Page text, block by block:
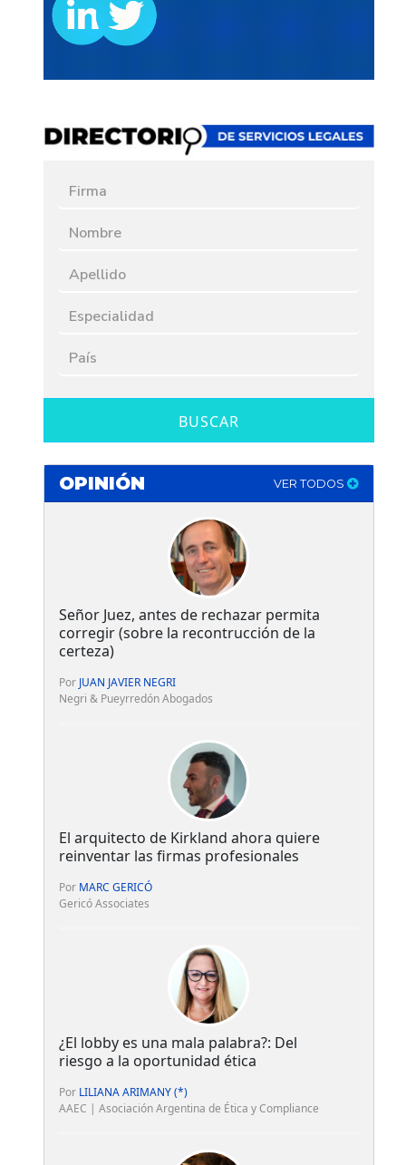
BUSCAR
OPINIÓN VER TODOS
Señor Juez, antes de rechazar permita
corregir (sobre la recontrucción de la
certeza)
Por JUAN JAVIER NEGRI
Negri & Pueyrredón Abogados
El arquitecto de Kirkland ahora quiere
reinventar las firmas profesionales
Por MARC GERICÓ
Gericó Associates
¿El lobby es una mala palabra?: Del
riesgo a la oportunidad ética
Por LILIANA ARIMANY (*)
AAEC | Asociación Argentina de Ética y Compliance